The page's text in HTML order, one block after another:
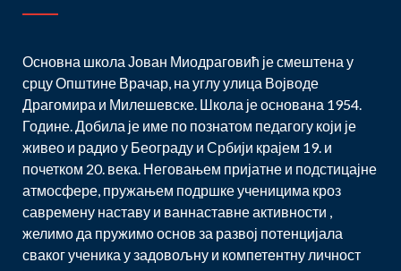
Основна школа Јован Миодраговић је смештена у
срцу Општине Врачар, на углу улица Војводе
Драгомира и Милешевске. Школа је основана 1954.
Године. Добила је име по познатом педагогу који је
живео и радио у Београду и Србији крајем 19. и
почетком 20. века. Неговањем пријатне и подстицајне
атмосфере, пружањем подршке ученицима кроз
савремену наставу и ваннаставне активности ,
желимо да пружимо основ за развој потенцијала
сваког ученика у задовољну и компетентну личност